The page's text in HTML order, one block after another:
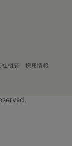
社概要
採用情報